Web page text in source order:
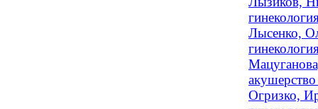
Лысенко,
Огризко,